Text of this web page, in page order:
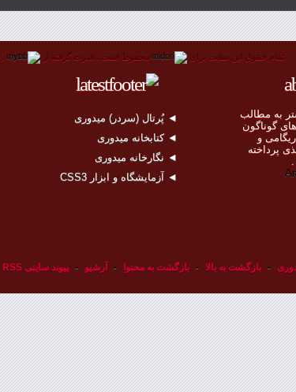
تمام حقوق اين سايت برای محفوظ است . قدرت گرفته از
◄ پُرتال (سردر) میدوری
◄ کتابخانه میدوری
◄ نگارخانه میدوری
◄ آزمایشگاه و ابزار CSS3
به مطالب
گوناگون
و
پرداخته
- بازگشت به بالا - بازگشت به محتوا - آرشیو - پیوند سایتی RSS